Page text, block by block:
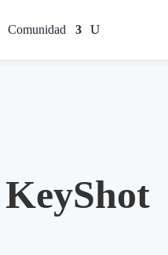
Comunidad